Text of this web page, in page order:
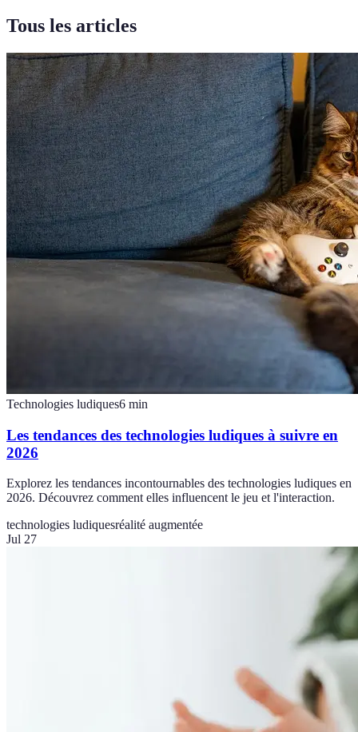
Tous les articles
Technologies ludiques6 min
Les tendances des technologies ludiques à suivre en
2026
Explorez les tendances incontournables des technologies ludiques en
2026. Découvrez comment elles influencent le jeu et l'interaction.
technologies ludiquesréalité augmentée
Jul 27